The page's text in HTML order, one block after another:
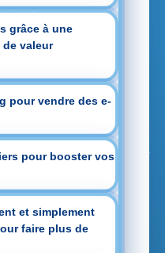
grâce à une
valeur
pour vendre des e-
pour booster vos
et simplement
faire plus de